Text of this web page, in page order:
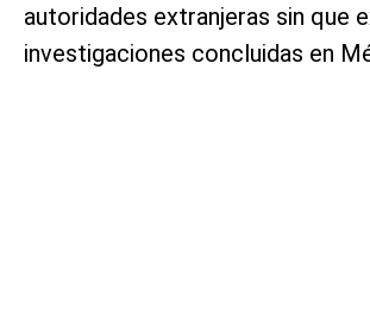
autoridades extranjeras sin que
investigaciones concluidas en